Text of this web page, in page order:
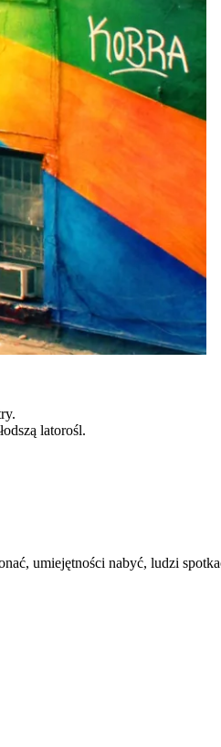
latorośl.
umiejętności nabyć, ludzi